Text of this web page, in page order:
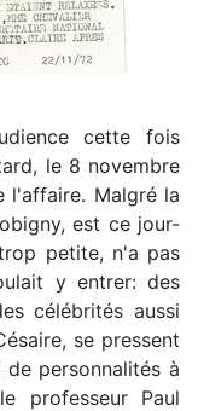
cette fois
le 8 novembre
l'affaire. Malgré la
est ce jour-
petite, n'a pas
y entrer: des
célébrités aussi
se pressent
personnalités à
professeur Paul